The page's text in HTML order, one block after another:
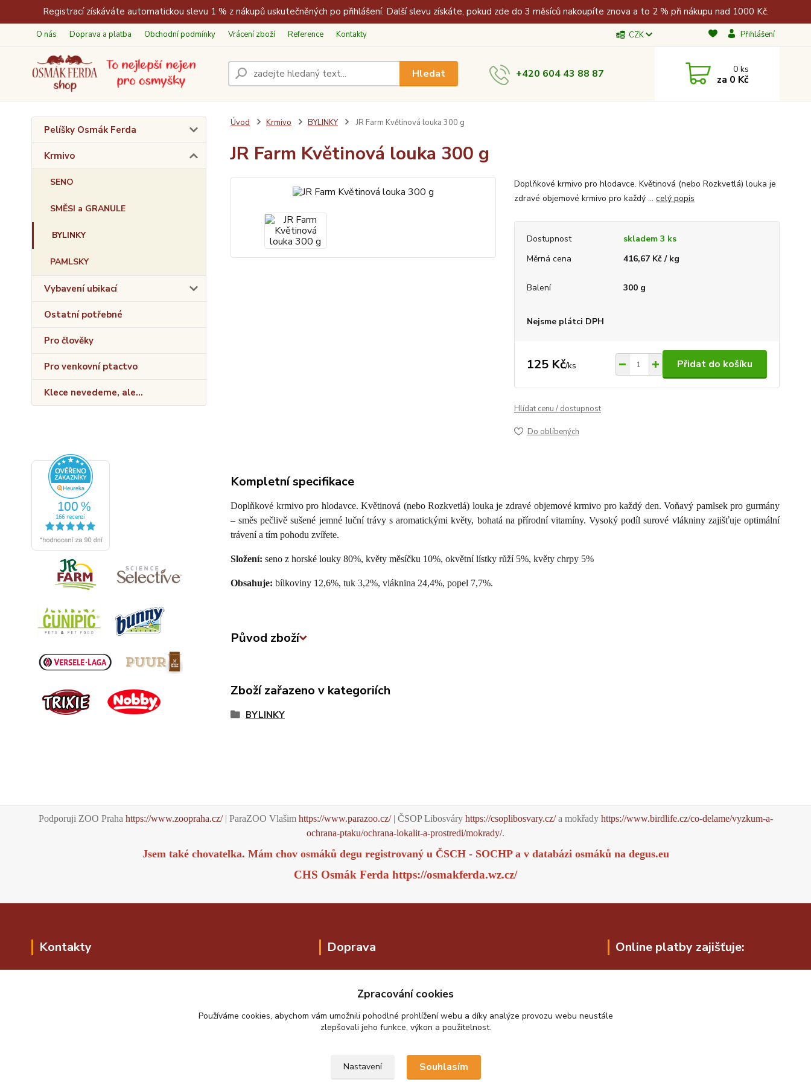
Registrací získáváte automatickou slevu 1 % z nákupů uskutečněných po přihlášení. Další slevu získáte, pokud zde do 3 měsíců nakoupíte znova a to 2 % při nákupu nad 1000 Kč.
O nás Doprava a platba Obchodní podmínky Vrácení zboží Reference Kontakty CZK Přihlášení
Hledat +420 604 43 88 87 0ks
za 0 Kč
Pelíšky Osmák Ferda
Krmivo
SENO
SMĚSI a GRANULE
BYLINKY
PAMLSKY
Vybavení ubikací
Ostatní potřebné
Pro člověky
Pro venkovní ptactvo
Klece nevedeme, ale...
Úvod Krmivo BYLINKY JR Farm Květinová louka 300 g
JR Farm Květinová louka 300 g
Doplňkové krmivo pro hlodavce. Květinová (nebo Rozkvetlá) louka je
zdravé objemové krmivo pro každý ... celý popis
Dostupnost
skladem 3 ks
Měrná cena
416,67 Kč / kg
Balení 300 g
Nejsme plátci DPH
125 Kč/ks Přidat do košíku
Hlídat cenu / dostupnost
Do oblíbených
Kompletní specifikace
Doplňkové krmivo pro hlodavce. Květinová (nebo Rozkvetlá) louka je zdravé objemové krmivo pro každý den. Voňavý pamlsek pro gurmány
– směs pečlivě sušené jemné luční trávy s aromatickými květy, bohatá na přírodní vitamíny. Vysoký podíl surové vlákniny zajišťuje optimální
trávení a tím pohodu zvířete.
Složení: seno z horské louky 80%, květy měsíčku 10%, okvětní lístky růží 5%, květy chrpy 5%
Obsahuje: bílkoviny 12,6%, tuk 3,2%, vláknina 24,4%, popel 7,7%.
Původ zboží
Zboží zařazeno v kategoriích
BYLINKY
Podporuji ZOO Praha https://www.zoopraha.cz/| ParaZOO Vlašim https://www.parazoo.cz/| ČSOP Libosváry https://csoplibosvary.cz/a mokřady https://www.birdlife.cz/co-delame/vyzkum-a-
ochrana-ptaku/ochrana-lokalit-a-prostredi/mokrady/.
Jsem také chovatelka. Mám chov osmáků degu registrovaný u ČSCH - SOCHP a v databázi osmáků na degus.eu
CHS Osmák Ferda https://osmakferda.wz.cz/
Kontakty Doprava Online platby zajišťuje:
Zpracování cookies
Používáme cookies, abychom vám umožnili pohodlné prohlížení webu a díky analýze provozu webu neustále
zlepšovali jeho funkce, výkon a použitelnost.
Nastavení Souhlasím